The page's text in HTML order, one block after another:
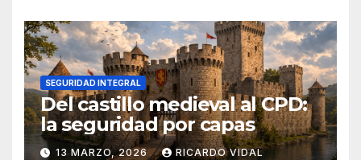
SEGURIDAD INTEGRAL
Del castillo medieval al CPD:
la seguridad por capas
13 MARZO, 2026 RICARDO VIDAL